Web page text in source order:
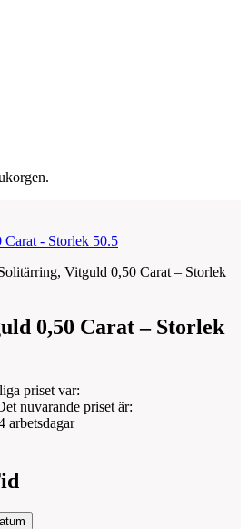
Vitguld 0,50 Carat – Storlek
0,50 Carat – Storlek
priset var:
nuvarande priset är:
arbetsdagar